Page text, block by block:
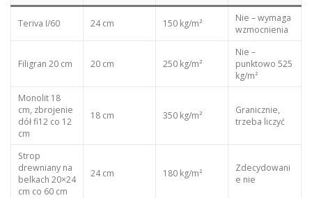
Teriva I/60 24 cm 150 kg/m²
Nie – wymaga
wzmocnienia
Filigran 20 cm 20 cm 250 kg/m²
Nie –
punktowo 525
kg/m²
Monolit 18
cm, zbrojenie
dół fi12 co 12
cm
18 cm 350 kg/m²
Granicznie,
trzeba liczyć
Strop
drewniany na
belkach 20×24
cm co 60 cm
24 cm 180 kg/m²
Zdecydowani
e nie